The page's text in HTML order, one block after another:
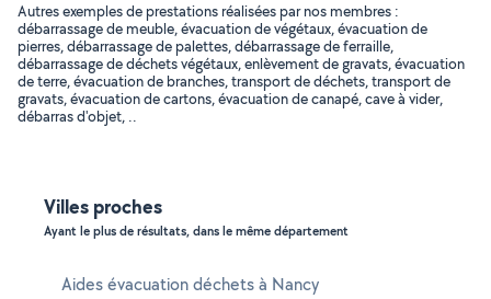
Autres exemples de prestations réalisées par nos membres :
débarrassage de meuble, évacuation de végétaux, évacuation de
pierres, débarrassage de palettes, débarrassage de ferraille,
débarrassage de déchets végétaux, enlèvement de gravats, évacuation
de terre, évacuation de branches, transport de déchets, transport de
gravats, évacuation de cartons, évacuation de canapé, cave à vider,
débarras d'objet, ..
Villes proches
Ayant le plus de résultats, dans le même département
Aides évacuation déchets à Nancy